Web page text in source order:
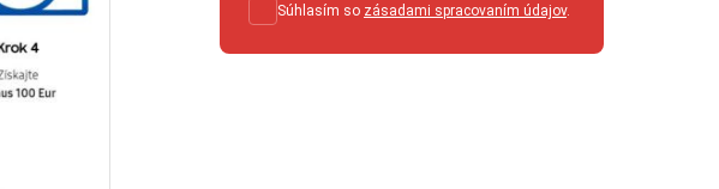
Súhlasím so zásadami spracovaním údajov.